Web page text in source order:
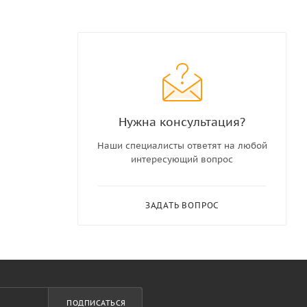
Нужна консультация?
Наши специалисты ответят на любой
интересующий вопрос
ЗАДАТЬ ВОПРОС
ПОДПИСАТЬСЯ